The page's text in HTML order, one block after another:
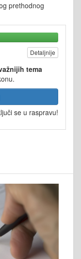
prethodnog
Detaljnije
tema
se u raspravu!